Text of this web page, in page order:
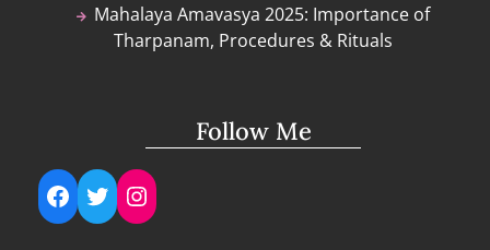
Mahalaya Amavasya 2025: Importance of
Tharpanam, Procedures & Rituals
Follow Me
Facebook
TwitterInstagram